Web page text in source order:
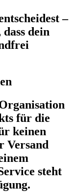
–
dein
für die
keinen
Versand
steht